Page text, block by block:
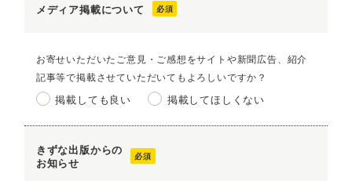
メディア掲載について
お寄せいただいたご意見・ご感想をサイトや新聞広告、紹介
記事等で掲載させていただいてもよろしいですか？
掲載しても良い 掲載してほしくない
きずな出版からの
お知らせ